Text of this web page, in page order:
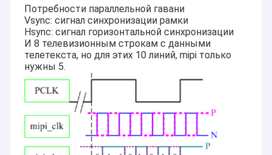
Модуль камеры USB
Модуль камеры MIPI
Модуль камеры DVP
Глобальный модуль камеры шторки
Модуль камеры ночного видения
Модуль камеры Endoscope
Потребности параллельной гавани
Vsync: сигнал синхронизации рамки
Hsync: сигнал горизонтальной синхронизации
И 8 телевизионным строкам с данными
телетекста, но для этих 10 линий, mipi только
нужны 5.